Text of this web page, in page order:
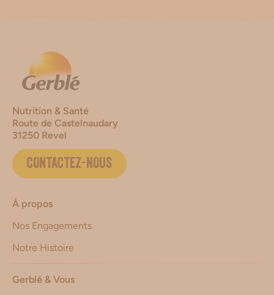
Nutrition & Santé
Route de Castelnaudary
31250 Revel
CONTACTEZ-NOUS
À propos
Nos Engagements
Notre Histoire
Gerblé & Vous